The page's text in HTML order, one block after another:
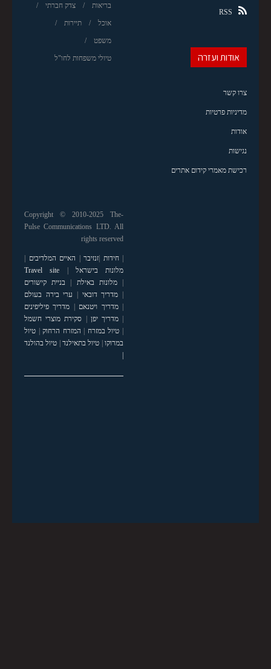
בריאות צדק חברתי
אוכל תיירות
משפט
טיולי משפחות לחו"ל
RSS
אודות ועזרה
צרו קשר
מדיניות פרטיות
אודות
נגישות
רכישת מאמרי קידום אתרים
Copyright © 2010-2025 The-
Pulse Communications LTD. All
rights reserved
|חידות |זנזיבר | האיים המלדיבים |
מלונות בישראל |
Travel site
|מלונות באילת | בניית קישורים
| מדריך דובאי | ערי בירה בעולם
|מדריך ויטנאם | מדריך פיליפינים
|מדריך יפן | סקירת מוצרי חשמל
| טיול במזרח | המזרח הרחוק| טיול
במרוקו| טיול בתאילנד| טיול בהולנד
|